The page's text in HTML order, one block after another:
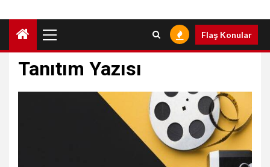
Menu
Flaş Konular
Tanıtım Yazısı